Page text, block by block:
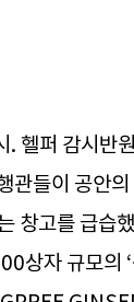
헬퍼 감시반
관들이 공안
창고를 급습
상자 규모의